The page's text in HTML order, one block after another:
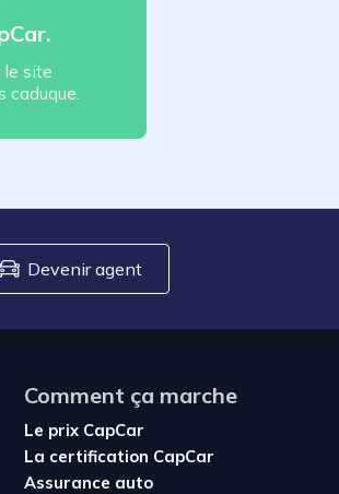
le site
caduque.
Devenir agent
Comment ça marche
Le prix CapCar
La certification CapCar
Assurance auto